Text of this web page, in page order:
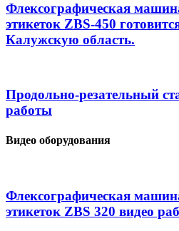
Флексографическая
этикеток ZBS-450
Калужскую область.
Продольно-резательный
работы
Видео оборудования
Флексографическая
этикеток ZBS 320 видео